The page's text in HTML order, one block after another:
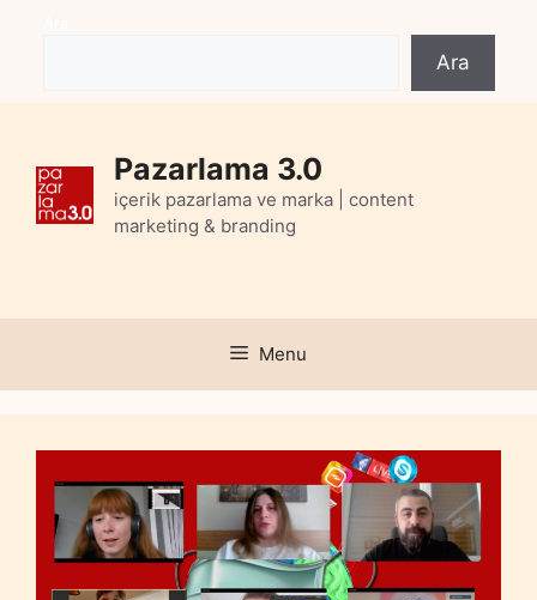
Ara
Pazarlama 3.0
içerik pazarlama ve marka | content
marketing & branding
Menu